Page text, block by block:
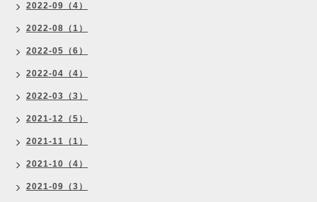
2022-09（4）
2022-08（1）
2022-05（6）
2022-04（4）
2022-03（3）
2021-12（5）
2021-11（1）
2021-10（4）
2021-09（3）